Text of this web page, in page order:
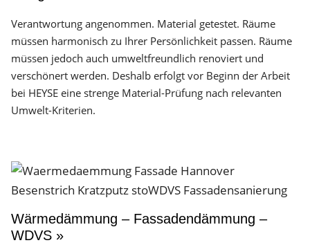
Verantwortung angenommen. Material getestet. Räume
müssen harmonisch zu Ihrer Persönlichkeit passen. Räume
müssen jedoch auch umweltfreundlich renoviert und
verschönert werden. Deshalb erfolgt vor Beginn der Arbeit
bei HEYSE eine strenge Material-Prüfung nach relevanten
Umwelt-Kriterien.
Wärmedämmung – Fassadendämmung –
WDVS »